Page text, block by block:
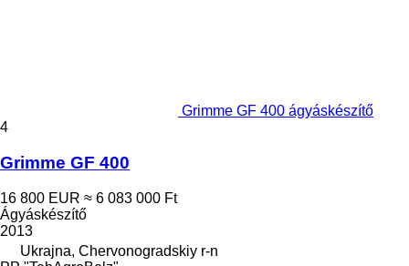
Grimme GF 400 ágyáskészítő
4
Grimme GF 400
16 800 EUR ≈ 6 083 000 Ft
Ágyáskészítő
2013
Ukrajna, Chervonogradskiy r-n